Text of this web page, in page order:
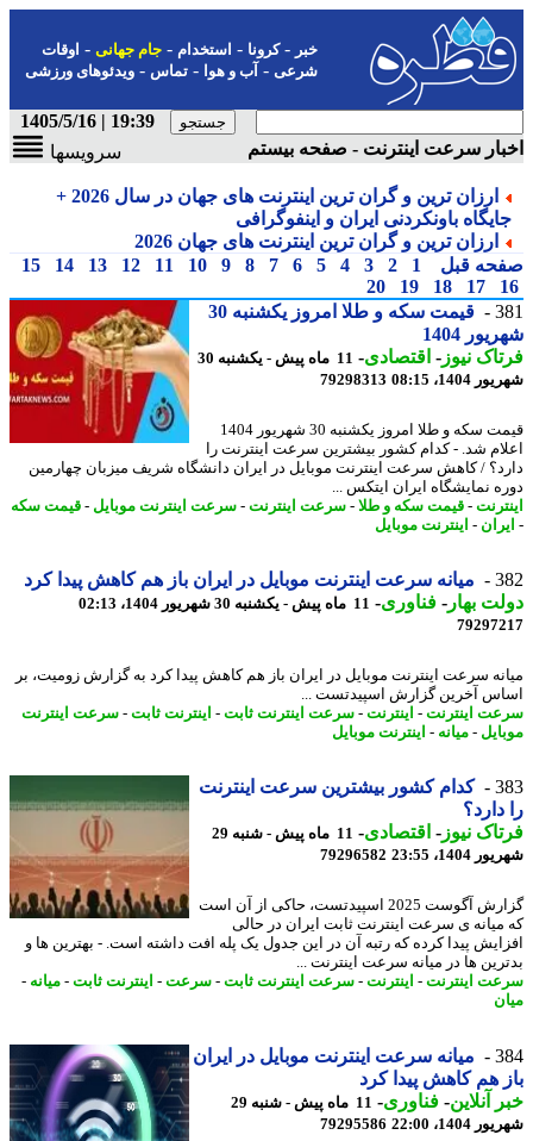
-کرونا-استخدام- جام جهانی-اوقات
شرعی-آب و هوا-تماس-ویدئوهای ورزشی
19:39 | 1405/5/16
سرعت اینترنت - صفحه بیستم
سرویسها
ارزان ترین و گران ترین اینترنت های جهان در سال 2026 +
باونکردنی ایران و اینفوگرافی
ارزان ترین و گران ترین اینترنت های جهان 2026
قبل
1
2
3
4
5
6
7
8
9
10
11
12
13
14
15
17
18
19
20
قیمت سکه و طلا امروز یکشنبه 30
1404
نیوز-اقتصادی-
11 ماه پیش - یکشنبه 30
08:15
79298313
قیمت سکه و طلا امروز یکشنبه 30 شهریور 1404
شد. - کدام کشور بیشترین سرعت اینترنت را
/ کاهش سرعت اینترنت موبایل در ایران دانشگاه شریف میزبان چهارمین
نمایشگاه ایران ایتکس ...
-قیمت سکه و طلا-سرعت اینترنت-سرعت اینترنت موبایل-قیمت سکه
- اینترنت موبایل
میانه سرعت اینترنت موبایل در ایران باز هم کاهش پیدا کرد
بهار -فناوری- 11 ماه پیش - یکشنبه 30 شهریور 1404، 02:13
سرعت اینترنت موبایل در ایران باز هم کاهش پیدا کرد به گزارش زومیت، بر
آخرین گزارش اسپیدتست ...
اینترنت-اینترنت-سرعت اینترنت ثابت-اینترنت ثابت-سرعت اینترنت
-میانه-اینترنت موبایل
کدام کشور بیشترین سرعت اینترنت
نیوز-اقتصادی-
11 ماه پیش - شنبه 29
23:55
79296582
گزارش آگوست 2025 اسپیدتست، حاکی از آن است
ی سرعت اینترنت ثابت ایران در حالی
پیدا کرده که رتبه آن در این جدول یک پله افت داشته است. - بهترین ها و
ها در میانه سرعت اینترنت ...
اینترنت-اینترنت-سرعت اینترنت ثابت-سرعت -اینترنت ثابت-میانه-
میانه سرعت اینترنت موبایل در ایران
هم کاهش پیدا کرد
آنلاین-فناوری-
11 ماه پیش - شنبه 29
22:00
79295586